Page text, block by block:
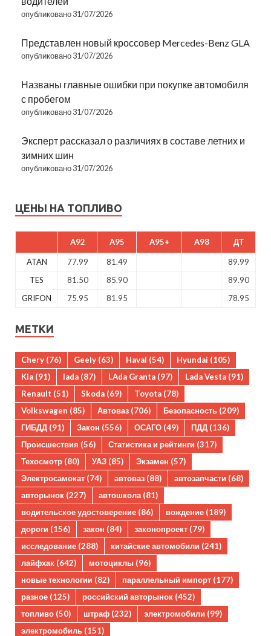
опубликовано 31/07/2026
Представлен новый кроссовер Mercedes-Benz GLA
опубликовано 31/07/2026
Названы главные ошибки при покупке автомобиля
с пробегом
опубликовано 31/07/2026
Эксперт рассказал о различиях в составе летних и
зимних шин
опубликовано 31/07/2026
ЦЕНЫ НА ТОПЛИВО
A92 A95 A95+ A98 ДТ
ATAN 77.99 81.49
89.99
TES
81.50 85.90
89.90
GRIFON
75.95 81.95 78.95
МЕТКИ
Chery (76) Geely (63) Haval (54) Hyundai (105)
Kia (91) lada (87) LAda Granta (97) Lada Vesta (91)
Renault (51) Skoda (69) Toyota (78)
Volkswagen (85) Автоваз (706) Безопасность (209)
ГИБДД (91) Закон (556) ОСАГО (49) ПДД (136)
Происшествия (56) Статистика и рейтинги (317)
Техосмотр (80) УАЗ (85) Экзамен (57)
Электросамокат (74) автоваз (88) автозапчасти (68)
авторынок (227) автошкола (81)
водительское удостоверение (86) вождение (189)
дороги (156) закон (84) законопроект (79)
исследование (288) китайские автомобили (241)
лайфхак (642) мотоциклы (96)
новые технологии (82) параллельный импорт (177)
разное (125) российский авторынок (452)
топливо (50) штраф (232) электромобили (99)
электромобиль (151)